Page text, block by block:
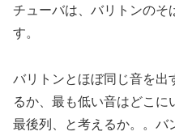
があることを注意します。
チューバは、バリトンのそ
す。
バリトンとほぼ同じ音を出
るか、最も低い音はどこ
最後列、と考えるか。。バ